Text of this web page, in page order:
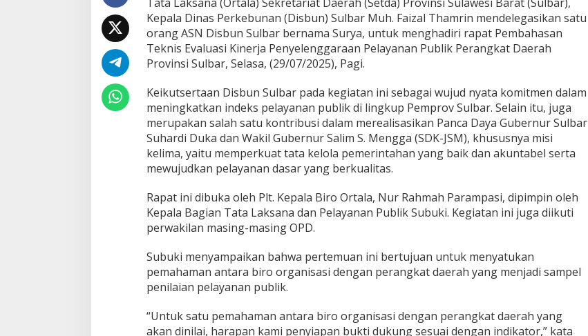
r
H
a
i
r
E
v
l
u
a
s
i
n
e
j
P
y
e
Kepala Dinas Perkebunan (Disbun) Sulbar Muh. Faizal Thamrin mendelegasikan satu
orang ASN Disbun Sulbar bernama Surya, untuk menghadiri rapat Pembahasan
Teknis Evaluasi Kinerja Penyelenggaraan Pelayanan Publik Perangkat Daerah
Provinsi Sulbar, Selasa, (29/07/2025), Pagi.
Keikutsertaan Disbun Sulbar pada kegiatan ini sebagai wujud nyata komitmen dalam
meningkatkan indeks pelayanan publik di lingkup Pemprov Sulbar. Selain itu, juga
merupakan salah satu kontribusi dalam merealisasikan Panca Daya Gubernur Sulbar
Suhardi Duka dan Wakil Gubernur Salim S. Mengga (SDK-JSM), khususnya misi
kelima, yaitu memperkuat tata kelola pemerintahan yang baik dan akuntabel serta
mewujudkan pelayanan dasar yang berkualitas.
Rapat ini dibuka oleh Plt. Kepala Biro Ortala, Nur Rahmah Parampasi, dipimpin oleh
Kepala Bagian Tata Laksana dan Pelayanan Publik Subuki. Kegiatan ini juga diikuti
perwakilan masing-masing OPD.
Subuki menyampaikan bahwa pertemuan ini bertujuan untuk menyatukan
pemahaman antara biro organisasi dengan perangkat daerah yang menjadi sampel
penilaian pelayanan publik.
“Untuk satu pemahaman antara biro organisasi dengan perangkat daerah yang
akan dinilai, harapan kami penyiapan bukti dukung sesuai dengan indikator,” kata